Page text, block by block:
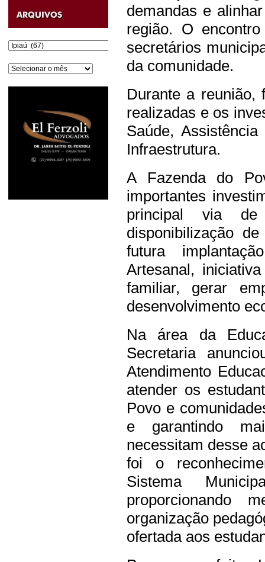
Categorias
Arquivos
demandas e
região. O
secretários
da comunidade.
Durante a reunião,
realizadas e os
Saúde,
Infraestrutura.
A Fazenda do
importantes
principal via
disponibilização
futura
Artesanal,
familiar, gerar
desenvolvimento
Na área da
Secretaria
Atendimento
atender os
Povo e
e garantindo
necessitam desse
foi o
Sistema
proporcionando
organização
ofertada aos